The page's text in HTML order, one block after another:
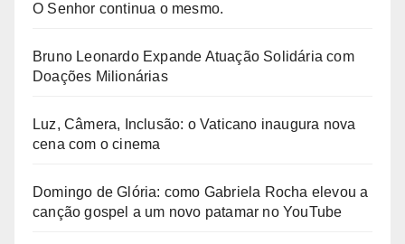
O Senhor continua o mesmo.
Bruno Leonardo Expande Atuação Solidária com
Doações Milionárias
Luz, Câmera, Inclusão: o Vaticano inaugura nova
cena com o cinema
Domingo de Glória: como Gabriela Rocha elevou a
canção gospel a um novo patamar no YouTube